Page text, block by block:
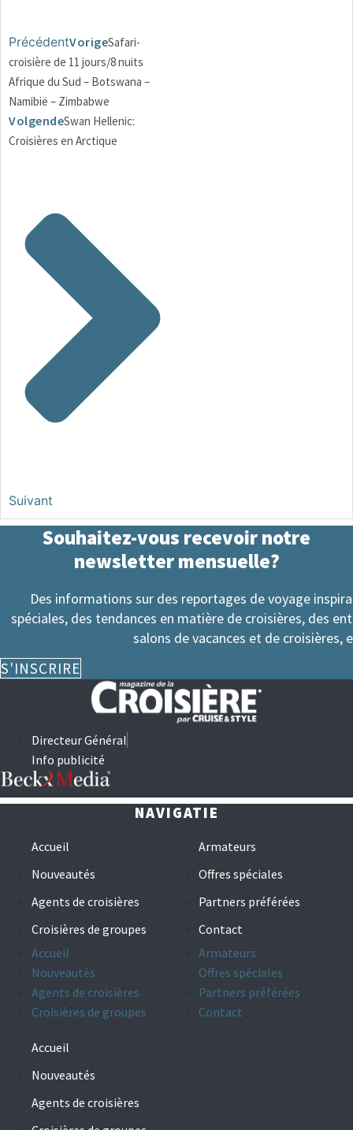
PrécédentVorigeSafari-
croisière de 11 jours/8 nuits
Afrique du Sud – Botswana –
Namibië – Zimbabwe
VolgendeSwan Hellenic:
Croisières en Arctique
Suivant
Souhaitez-vous recevoir notre
newsletter mensuelle?
Des informations sur des reportages de voyage
spéciales, des tendances en matière de croisières, des
salons de vacances et de croisières,
S'INSCRIRE
Directeur Général
Info publicité
NAVIGATIE
Accueil
Nouveautés
Agents de croisières
Croisières de groupes
Armateurs
Offres spéciales
Partners préférées
Contact
Accueil
Nouveautés
Agents de croisières
Croisières de groupes
Armateurs
Offres spéciales
Partners préférées
Contact
Accueil
Nouveautés
Agents de croisières